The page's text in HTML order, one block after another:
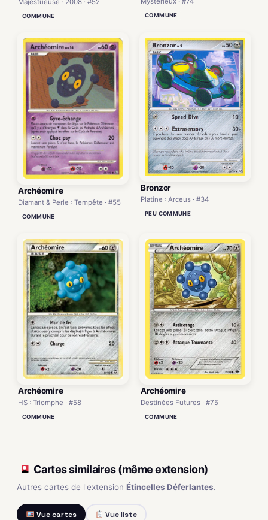
COMMUNE COMMUNE
Archéomire
Diamant & Perle : Tempête · #55
COMMUNE
Bronzor
Platine : Arceus · #34
PEU COMMUNE
Archéomire
HS : Triomphe · #58
COMMUNE
Archéomire
Destinées Futures · #75
COMMUNE
Cartes similaires (même extension)
Autres cartes de l'extension Étincelles Déferlantes.
Vue cartes Vue liste